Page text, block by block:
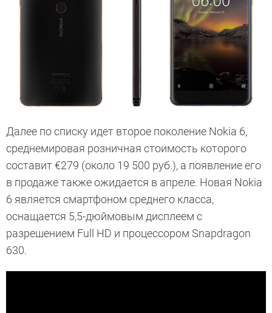
Далее по списку идет второе поколение Nokia 6,
среднемировая розничная стоимость которого
составит€279 (около 19 500 руб.), а появление его
в продаже также ожидается в апреле. Новая Nokia
6 является смартфоном среднего класса,
оснащается 5,5-дюймовым дисплеем с
разрешением Full HD и процессором Snapdragon
630.